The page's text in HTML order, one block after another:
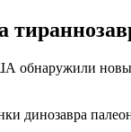
новый
динозавра